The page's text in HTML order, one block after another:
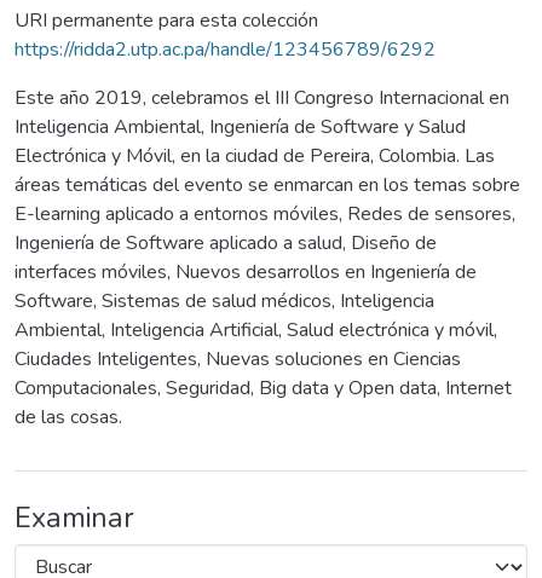
URI permanente para esta colección
https://ridda2.utp.ac.pa/handle/123456789/6292
Este año 2019, celebramos el III Congreso Internacional en
Inteligencia Ambiental, Ingeniería de Software y Salud
Electrónica y Móvil, en la ciudad de Pereira, Colombia. Las
áreas temáticas del evento se enmarcan en los temas sobre
E-learning aplicado a entornos móviles, Redes de sensores,
Ingeniería de Software aplicado a salud, Diseño de
interfaces móviles, Nuevos desarrollos en Ingeniería de
Software, Sistemas de salud médicos, Inteligencia
Ambiental, Inteligencia Artificial, Salud electrónica y móvil,
Ciudades Inteligentes, Nuevas soluciones en Ciencias
Computacionales, Seguridad, Big data y Open data, Internet
de las cosas.
Examinar